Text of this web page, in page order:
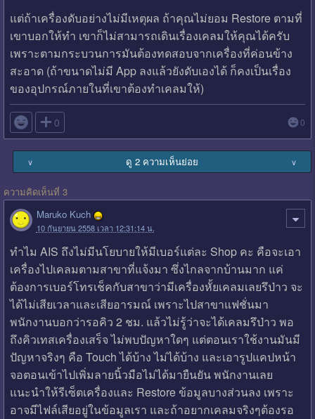
แต่ถ้าเครื่องดับอย่างไม่มีเหตุผล ถ้าคุณไม่ยอม Restore ตามที่
เขาบอกให้ทำ เขาก็ไม่สามารถเดินเรื่องเคลมให้คุณได้ครับ
เพราะตามกระบวนการมันต้องทดสอบจากเครื่องที่ค่อนข้าง
สะอาด (ถ้าขนาดไม่มี App ลงแล้วยังดับเองได้ ก็คงเป็นเรื่อง
ของอุปกรณ์ภายในที่เขาต้องทำเคลมให้)
 0 0
∨ ดู 2 ความเห็นย่อย ∨
ความคิดเห็นที่ 3
Maruko Kuch
10 กันยายน 2558 เวลา 12:31:14 น.
ทำไม AIS ถึงไม่มีนโยบายให้มีเบอร์แต่ละ Shop คะ คือจะเอา
เครื่องไปเคลมตามสาขาที่แจ้งมา ซึ่งไกลจากบ้านมาก แค่
ต้องการเบอร์โทรเช็คกับสาขาว่ามีเครื่องหั้ยเคลมเลยรึป่าว จะ
ได้ไม่เสียเวลาและเสียอารมณ์ เพราะไปสาขาแฟชั่นมา
พนักงานบอกว่ารอคิว 2 ชม. แล้วไม่รู้ว่าจะได้เคลมรึป่าว พอ
ถึงคิวเทสเครื่องเสร็จ ไม่พบปัญหาใดๆ แต่ตอนเราใช้งานมันมี
ปัญหาจริงๆ คือ Touch ได้บ้าง ไม่ได้บ้าง และเอารูปแคปหน้า
จอตอนเข้าไปเพิ่มลายนิ้วมือไม่ได้มายืนยัน พนักงานเลย
แนะนำให้รีเซ็ตเครื่องและ Restore ข้อมูลบางส่วนลง เพราะ
อาจมีไฟล์เสียอยู่ในข้อมูลเรา และถ้าอยากเคลมจริงๆต้องรอ